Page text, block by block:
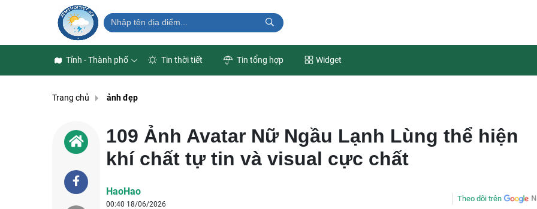
Tỉnh - Thành phố Tin thời tiết Tin tổng hợp Widget
Trang chủ ảnh đẹp
109 Ảnh Avatar Nữ Ngầu Lạnh Lùng thể hiện
khí chất tự tin và visual cực chất
HaoHao
00:40 18/06/2026
Theo dõi trên